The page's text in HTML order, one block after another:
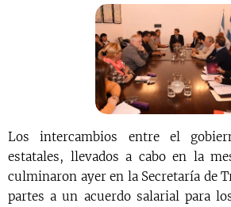
Los intercambios entre el
estatales, llevados a cabo en la
culminaron ayer en la Secretaría de
partes a un acuerdo salarial para